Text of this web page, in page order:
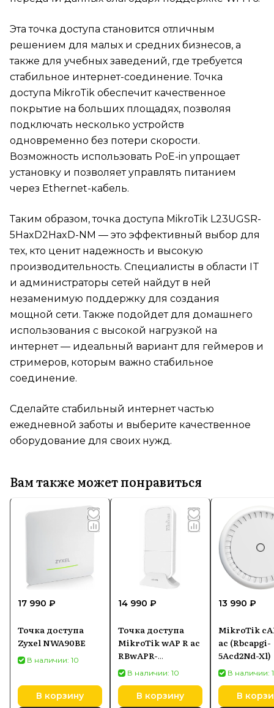
Эта точка доступа становится отличным
решением для малых и средних бизнесов, а
также для учебных заведений, где требуется
стабильное интернет-соединение. Точка
доступа MikroTik обеспечит качественное
покрытие на больших площадях, позволяя
подключать несколько устройств
одновременно без потери скорости.
Возможность использовать PoE-in упрощает
установку и позволяет управлять питанием
через Ethernet-кабель.
Таким образом, точка доступа MikroTik L23UGSR-
5HaxD2HaxD-NM — это эффективный выбор для
тех, кто ценит надежность и высокую
производительность. Специалисты в области IT
и администраторы сетей найдут в ней
незаменимую поддержку для создания
мощной сети. Также подойдет для домашнего
использования с высокой нагрузкой на
интернет — идеальный вариант для геймеров и
стримеров, которым важно стабильное
соединение.
Сделайте стабильный интернет частью
ежедневной заботы и выберите качественное
оборудование для своих нужд.
Вам также может понравиться
17 990 ₽
Точка доступа
Zyxel NWA90BE
В наличии: 10
В корзину
14 990 ₽
Точка доступа
MikroTik wAP R ac
RBwAPR-
2nD&R11e-5HacD,
Wi-Fi 5 2,4/5 ГГц,
PoE-in
В наличии: 10
В корзину
13 990 ₽
MikroTik
ac (Rbcapgi-
5Acd2Nd-Xl)
В наличии:
В